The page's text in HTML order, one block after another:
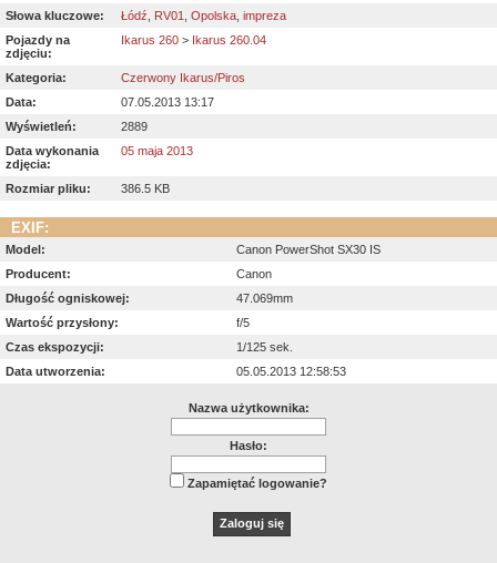
Słowa kluczowe:
Łódź RV01 Opolska impreza
Pojazdy na
zdjęciu:
Ikarus 260 > Ikarus 260.04
Kategoria:
Czerwony Ikarus/Piros
Data:
07.05.2013 13:17
Wyświetleń:
2889
Data wykonania
zdjęcia:
05 maja 2013
Rozmiar pliku: 386.5 KB
EXIF:
Model:
Canon PowerShot SX30 IS
Producent:
Canon
Długość ogniskowej:
47.069mm
Wartość przysłony:
f/5
Czas ekspozycji:
1/125 sek.
Data utworzenia:
05.05.2013 12:58:53
Nazwa użytkownika:
Hasło:
Zapamiętać logowanie?